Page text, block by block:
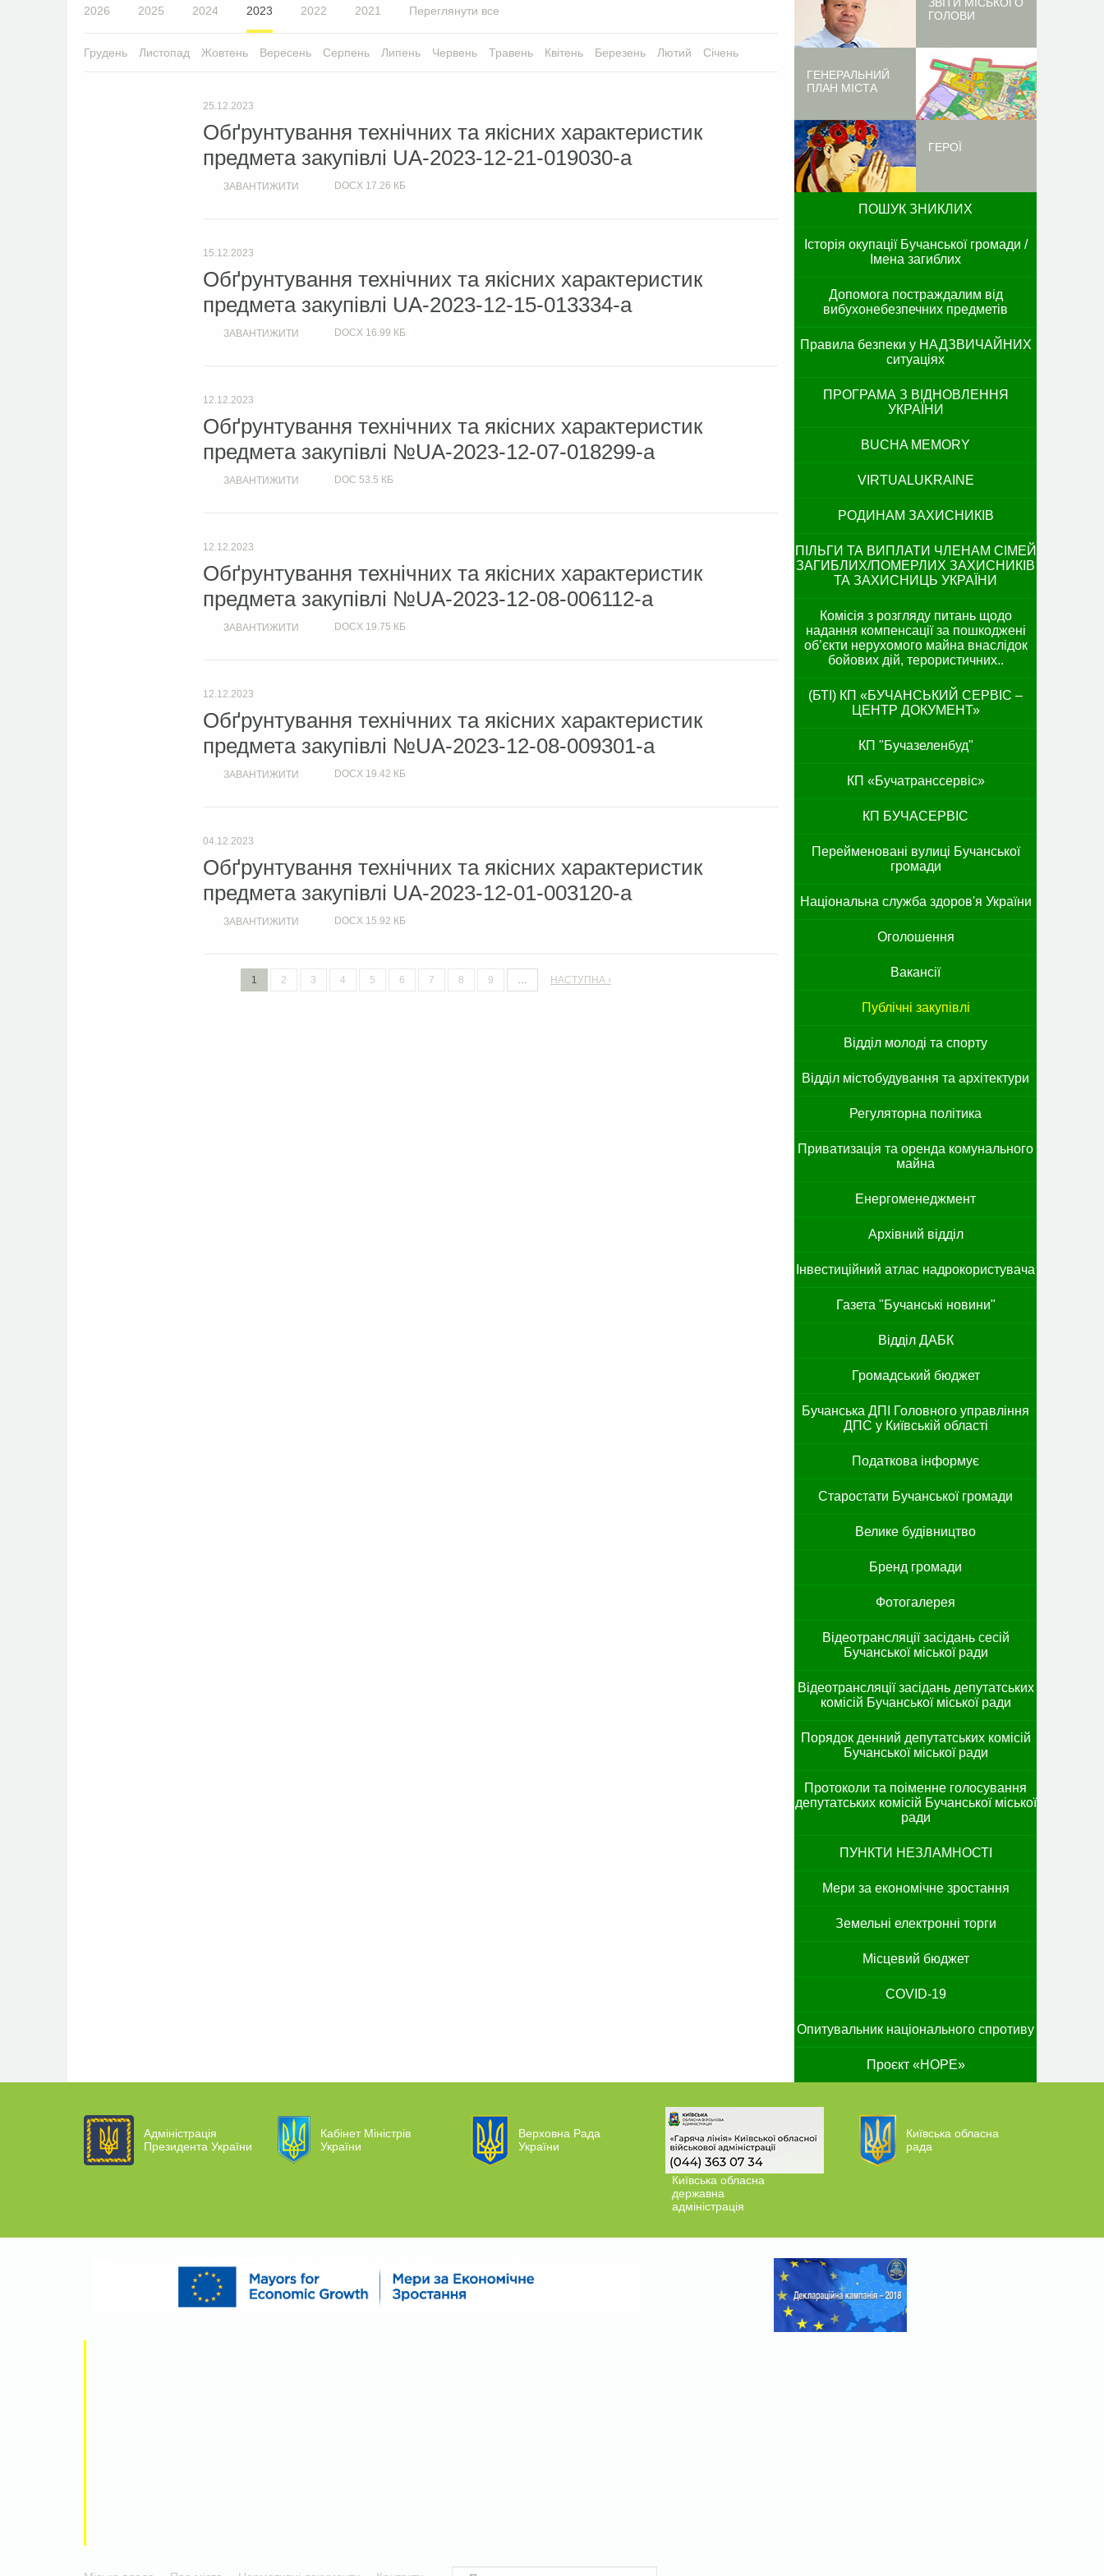
2026 2025 2024 2023 2022 2021 Переглянути все
Грудень Листопад Жовтень Вересень Серпень Липень Червень Травень Квітень Березень Лютий Січень
25.12.2023
Обґрунтування технічних та якісних характеристик
предмета закупівлі UA-2023-12-21-019030-a
ЗАВАНТИЖИТИ DOCX 17.26 КБ
15.12.2023
Обґрунтування технічних та якісних характеристик
предмета закупівлі UA-2023-12-15-013334-a
ЗАВАНТИЖИТИ DOCX 16.99 КБ
12.12.2023
Обґрунтування технічних та якісних характеристик
предмета закупівлі №UA-2023-12-07-018299-a
ЗАВАНТИЖИТИ DOC 53.5 КБ
12.12.2023
Обґрунтування технічних та якісних характеристик
предмета закупівлі №UA-2023-12-08-006112-a
ЗАВАНТИЖИТИ DOCX 19.75 КБ
12.12.2023
Обґрунтування технічних та якісних характеристик
предмета закупівлі №UA-2023-12-08-009301-a
ЗАВАНТИЖИТИ DOCX 19.42 КБ
04.12.2023
Обґрунтування технічних та якісних характеристик
предмета закупівлі UA-2023-12-01-003120-a
ЗАВАНТИЖИТИ DOCX 15.92 КБ
1 2 3 4 5 6 7 8 9 … НАСТУПНА ›
ГОЛОВИ
ГЕНЕРАЛЬНИЙ
ПЛАН МІСТА
ГЕРОЇ
ПОШУК ЗНИКЛИХ
Історія окупації Бучанської громади /
Імена загиблих
Допомога постраждалим від
вибухонебезпечних предметів
Правила безпеки у НАДЗВИЧАЙНИХ
ситуаціях
ПРОГРАМА З ВІДНОВЛЕННЯ
УКРАЇНИ
BUCHA MEMORY
VIRTUALUKRAINE
РОДИНАМ ЗАХИСНИКІВ
ПІЛЬГИ ТА ВИПЛАТИ ЧЛЕНАМ СІМЕЙ
ЗАГИБЛИХ/ПОМЕРЛИХ ЗАХИСНИКІВ
ТА ЗАХИСНИЦЬ УКРАЇНИ
Комісія з розгляду питань щодо
надання компенсації за пошкоджені
об’єкти нерухомого майна внаслідок
бойових дій, терористичних..
(БТІ) КП «БУЧАНСЬКИЙ СЕРВІС –
ЦЕНТР ДОКУМЕНТ»
КП "Бучазеленбуд"
КП «Бучатранссервіс»
КП БУЧАСЕРВІС
Перейменовані вулиці Бучанської
громади
Національна служба здоров'я України
Оголошення
Вакансії
Публічні закупівлі
Відділ молоді та спорту
Відділ містобудування та архітектури
Регуляторна політика
Приватизація та оренда комунального
майна
Енергоменеджмент
Архівний відділ
Інвестиційний атлас надрокористувача
Газета "Бучанські новини"
Відділ ДАБК
Громадський бюджет
Бучанська ДПІ Головного управління
ДПС у Київській області
Податкова інформує
Старостати Бучанської громади
Велике будівництво
Бренд громади
Фотогалерея
Відеотрансляції засідань сесій
Бучанської міської ради
Відеотрансляції засідань депутатських
комісій Бучанської міської ради
Порядок денний депутатських комісій
Бучанської міської ради
Протоколи та поіменне голосування
депутатських комісій Бучанської міської
ради
ПУНКТИ НЕЗЛАМНОСТІ
Мери за економічне зростання
Земельні електронні торги
Місцевий бюджет
COVID-19
Опитувальник національного спротиву
Проєкт «HOPE»
Адміністрація
Президента України
Кабінет Міністрів
України
Верховна Рада
України
Київська обласна
державна
адміністрація
Київська обласна
рада